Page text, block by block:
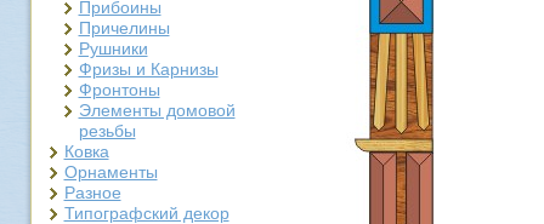
Прибоины
Причелины
Рушники
Фризы и Карнизы
Фронтоны
Элементы домовой
резьбы
Ковка
Орнаменты
Разное
Типографский декор